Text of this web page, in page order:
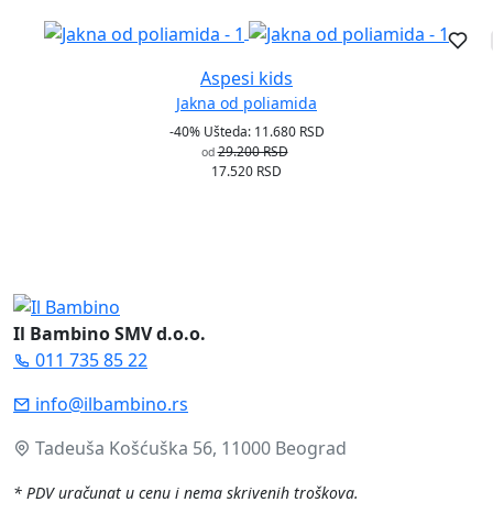
Aspesi kids
Jakna od poliamida
-40% Ušteda: 11.680 RSD
od 29.200 RSD
17.520 RSD
Il Bambino SMV d.o.o.
011 735 85 22
info@ilbambino.rs
Tadeuša Košćuška 56, 11000 Beograd
* PDV uračunat u cenu i nema skrivenih troškova.